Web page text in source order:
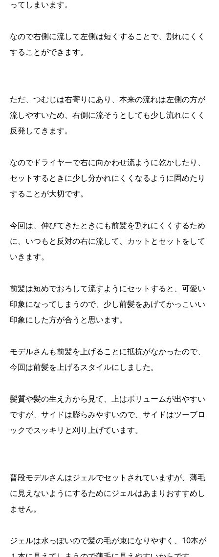
ってしまいます。
なので右側に流して左側は短くすることで、割れにくく
することができます。
ただ、つむじは右寄りにあり、本来の流れは左側の方が
流しやすいため、右側に流そうとしても少し流れにくく
反発してきます。
なのでドライヤーで右に向かわせ流ように乾かしたり、
セットするときに少し分かれにくくなるように固めたり
することが大切です。
今回は、伸びてきたときにも前髪を割れにくくするため
に、いつもと反対の右に流して、カットとセットをして
いきます。
前髪は短めでおろして流すようにセットすると、可愛い
印象になってしまうので、少し前髪をあげてかっこいい
印象にした方が合うと思います。
モデルさんも前髪を上げることに抵抗がなかったので、
今回は前髪を上げるスタイルにしました。
髪質や髪の生え方から見て、上はボリュームが出やすい
ですが、サイドは膨らみやすいので、サイドはツーブロ
ックでスッキリと刈り上げています。
普段モデルさんはジェルでセットされていますが、薄毛
に見えないようにするためにジェルはあまりおすすめし
ません。
ジェルは水っぽいので髪の毛が束になりやすく、10本が